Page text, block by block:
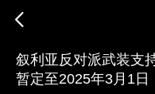
叙利亚反对派武装支
暂定至2025年3月1日